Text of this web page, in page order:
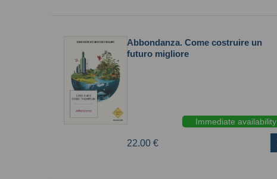
Abbondanza. Come costruire un
futuro migliore
Immediate availability
22.00 €